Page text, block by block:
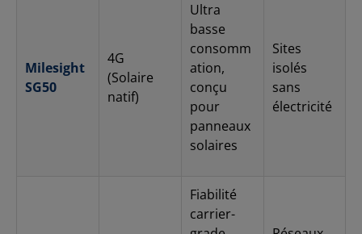
Milesight
SG50
4G
(Solaire
natif)
Ultra
basse
consomm
ation,
conçu
pour
panneaux
solaires
Sites
isolés
sans
électricité
Fiabilité
carrier-